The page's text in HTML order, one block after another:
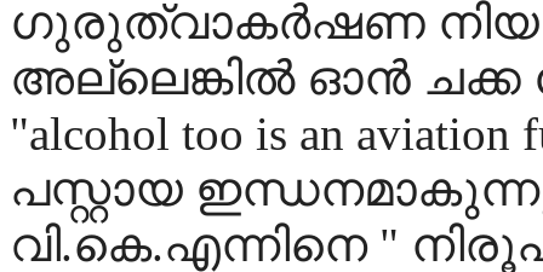
ഗുരുത്വാകര്‍ഷണ
അല്ലെങ്കില്‍ ഓന്‍ ചക്ക
"alcohol too is an
പസ്റ്റായ
വി.കെ.എന്നിനെ "